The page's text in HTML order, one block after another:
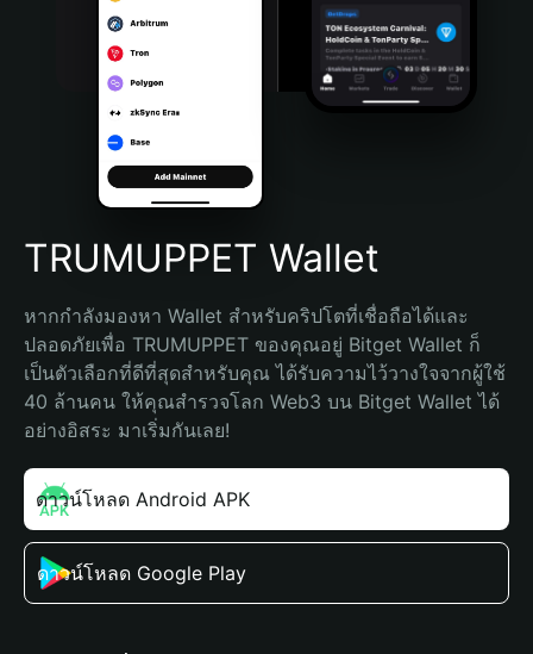
Bahasa Indonesia
Português (Brasil)
Español (Argentina)
TRUMUPPET Wallet
หากกำลังมองหา Wallet สำหรับคริปโตที่เชื่อถือได้และ
ปลอดภัยเพื่อ TRUMUPPET ของคุณอยู่ Bitget Wallet ก็
เป็นตัวเลือกที่ดีที่สุดสำหรับคุณ ได้รับความไว้วางใจจากผู้ใช้
40 ล้านคน ให้คุณสำรวจโลก Web3 บน Bitget Wallet ได้
อย่างอิสระ มาเริ่มกันเลย!
ดาวน์โหลด Android APK
ดาวน์โหลด Google Play